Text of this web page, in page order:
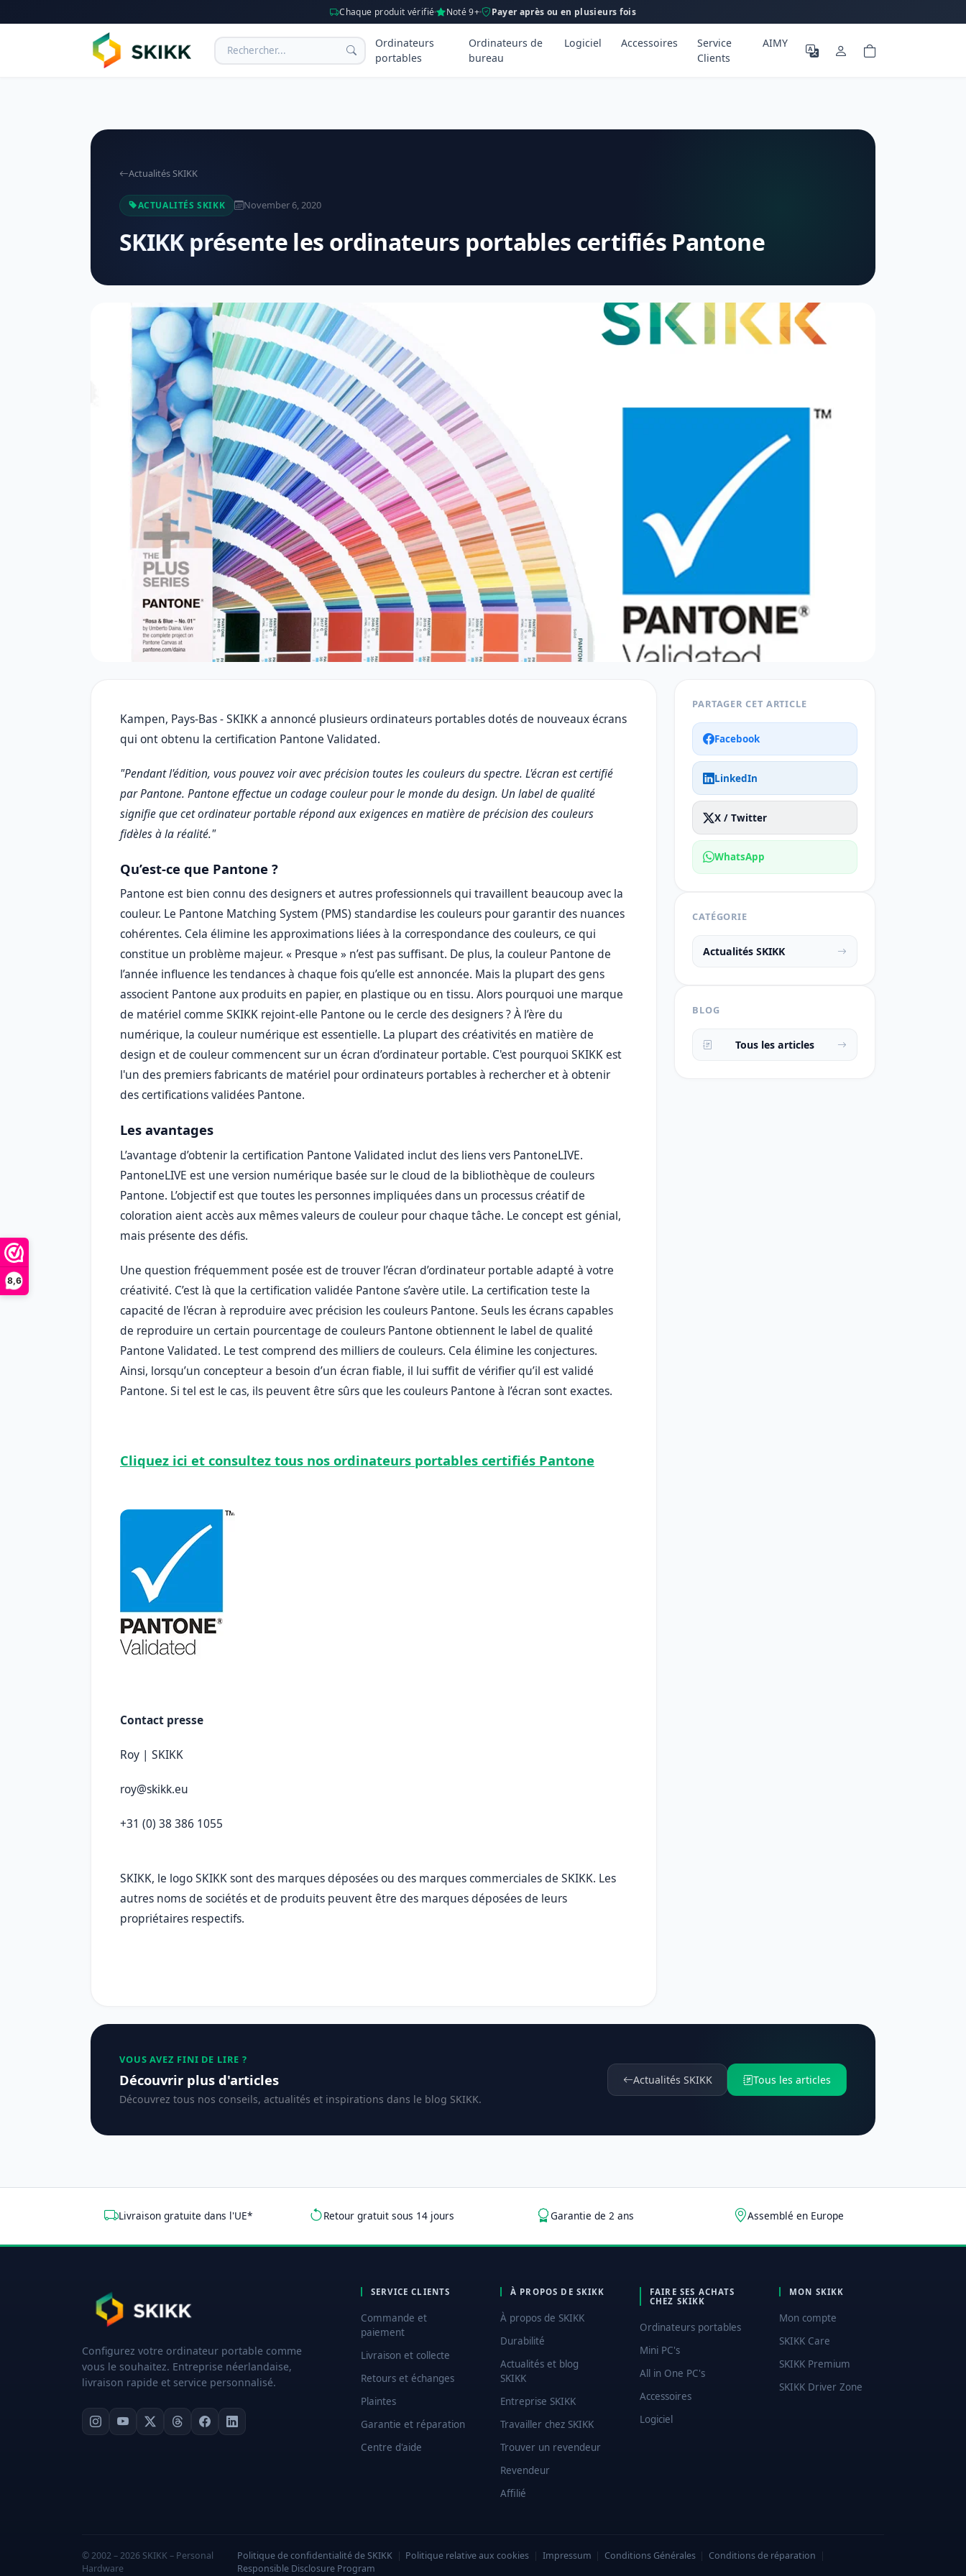
8,6
Chaque produit vérifié Noté 9+ Payer après ou en plusieurs fois
Ordinateurs
portables
Ordinateurs de
bureau
Logiciel Accessoires
Service
Clients
AIMY
Actualités SKIKK
ACTUALITÉS SKIKK November 6, 2020
SKIKK présente les ordinateurs portables certifiés Pantone
Kampen, Pays-Bas - SKIKK a annoncé plusieurs ordinateurs portables dotés de nouveaux écrans
qui ont obtenu la certification Pantone Validated.
"Pendant l'édition, vous pouvez voir avec précision toutes les couleurs du spectre. L'écran est certifié
par Pantone. Pantone effectue un codage couleur pour le monde du design. Un label de qualité
signifie que cet ordinateur portable répond aux exigences en matière de précision des couleurs
fidèles à la réalité."
Qu’est-ce que Pantone ?
Pantone est bien connu des designers et autres professionnels qui travaillent beaucoup avec la
couleur. Le Pantone Matching System (PMS) standardise les couleurs pour garantir des nuances
cohérentes. Cela élimine les approximations liées à la correspondance des couleurs, ce qui
constitue un problème majeur. « Presque » n’est pas suffisant. De plus, la couleur Pantone de
l’année influence les tendances à chaque fois qu’elle est annoncée. Mais la plupart des gens
associent Pantone aux produits en papier, en plastique ou en tissu. Alors pourquoi une marque
de matériel comme SKIKK rejoint-elle Pantone ou le cercle des designers ? À l’ère du
numérique, la couleur numérique est essentielle. La plupart des créativités en matière de
design et de couleur commencent sur un écran d’ordinateur portable. C'est pourquoi SKIKK est
l'un des premiers fabricants de matériel pour ordinateurs portables à rechercher et à obtenir
des certifications validées Pantone.
Les avantages
L’avantage d’obtenir la certification Pantone Validated inclut des liens vers PantoneLIVE.
PantoneLIVE est une version numérique basée sur le cloud de la bibliothèque de couleurs
Pantone. L’objectif est que toutes les personnes impliquées dans un processus créatif de
coloration aient accès aux mêmes valeurs de couleur pour chaque tâche. Le concept est génial,
mais présente des défis.
Une question fréquemment posée est de trouver l’écran d’ordinateur portable adapté à votre
créativité. C’est là que la certification validée Pantone s’avère utile. La certification teste la
capacité de l'écran à reproduire avec précision les couleurs Pantone. Seuls les écrans capables
de reproduire un certain pourcentage de couleurs Pantone obtiennent le label de qualité
Pantone Validated. Le test comprend des milliers de couleurs. Cela élimine les conjectures.
Ainsi, lorsqu’un concepteur a besoin d’un écran fiable, il lui suffit de vérifier qu’il est validé
Pantone. Si tel est le cas, ils peuvent être sûrs que les couleurs Pantone à l’écran sont exactes.
Cliquez ici et consultez tous nos ordinateurs portables certifiés Pantone
Contact presse
Roy | SKIKK
roy@skikk.eu
+31 (0) 38 386 1055
SKIKK, le logo SKIKK sont des marques déposées ou des marques commerciales de SKIKK. Les
autres noms de sociétés et de produits peuvent être des marques déposées de leurs
propriétaires respectifs.
PARTAGER CET ARTICLE
Facebook
LinkedIn
X / Twitter
WhatsApp
CATÉGORIE
Actualités SKIKK
BLOG
Tous les articles
VOUS AVEZ FINI DE LIRE ?
Découvrir plus d'articles
Découvrez tous nos conseils, actualités et inspirations dans le blog SKIKK.
Actualités SKIKK Tous les articles
Livraison gratuite dans l'UE* Retour gratuit sous 14 jours Garantie de 2 ans Assemblé en Europe
Configurez votre ordinateur portable comme
vous le souhaitez. Entreprise néerlandaise,
livraison rapide et service personnalisé.
SERVICE CLIENTS
Commande et
paiement
Livraison et collecte
Retours et échanges
Plaintes
Garantie et réparation
Centre d'aide
À PROPOS DE SKIKK
À propos de SKIKK
Durabilité
Actualités et blog
SKIKK
Entreprise SKIKK
Travailler chez SKIKK
Trouver un revendeur
Revendeur
Affilié
FAIRE SES ACHATS
CHEZ SKIKK
Ordinateurs portables
Mini PC's
All in One PC's
Accessoires
Logiciel
MON SKIKK
Mon compte
SKIKK Care
SKIKK Premium
SKIKK Driver Zone
© 2002 – 2026 SKIKK – Personal
Hardware
Politique de confidentialité de SKIKK | Politique relative aux cookies | Impressum | Conditions Générales | Conditions de réparation |
Responsible Disclosure Program